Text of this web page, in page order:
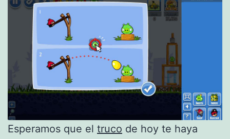
Esperamos que el truco de hoy te haya